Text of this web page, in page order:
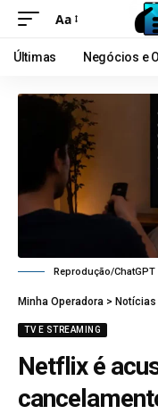
Aa
Últimas Negócios e
Reprodução/ChatGPT
Minha Operadora > Notícias
TV E STREAMING
Netflix é